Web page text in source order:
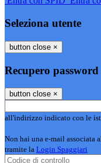
Seleziona utente
button close ×
Recupero password
button close ×
all'indirizzo indicato con le
Non hai una e-mail associata
tramite la Login Spaggiari